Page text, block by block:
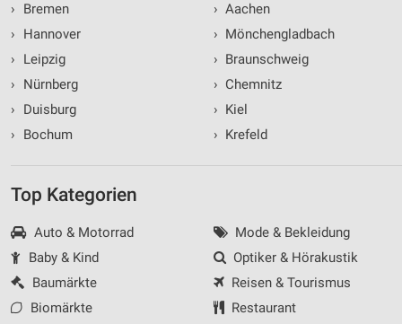
›
Bremen
›
Hannover
›
Leipzig
›
Nürnberg
›
Duisburg
›
Bochum
› Aachen
› Mönchengladbach
› Braunschweig
› Chemnitz
› Kiel
› Krefeld
Top Kategorien
Auto & Motorrad
Baby & Kind
Baumärkte
Biomärkte
Mode & Bekleidung
Optiker & Hörakustik
Reisen & Tourismus
Restaurant